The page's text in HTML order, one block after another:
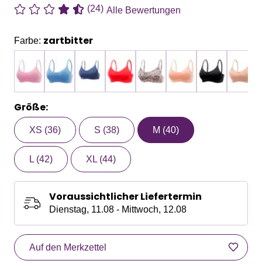
(24) Alle Bewertungen
Farbe: zartbitter
Größe:
XS (36) S (38) M (40)
L (42) XL (44)
Voraussichtlicher Liefertermin
Dienstag, 11.08 - Mittwoch, 12.08
Auf den Merkzettel